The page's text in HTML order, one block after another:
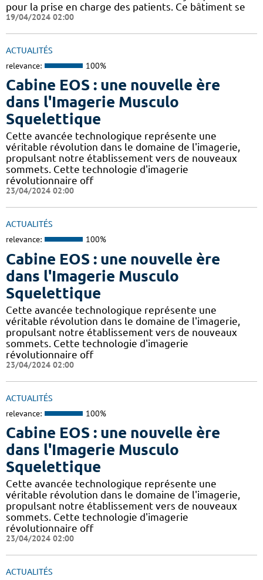
pour la prise en charge des patients. Ce bâtiment se
19/04/2024 02:00
ACTUALITÉS
relevance: 100%
Cabine EOS : une nouvelle ère
dans l'Imagerie Musculo
Squelettique
Cette avancée technologique représente une
véritable révolution dans le domaine de l'imagerie,
propulsant notre établissement vers de nouveaux
sommets. Cette technologie d'imagerie
révolutionnaire off
23/04/2024 02:00
ACTUALITÉS
relevance: 100%
Cabine EOS : une nouvelle ère
dans l'Imagerie Musculo
Squelettique
Cette avancée technologique représente une
véritable révolution dans le domaine de l'imagerie,
propulsant notre établissement vers de nouveaux
sommets. Cette technologie d'imagerie
révolutionnaire off
23/04/2024 02:00
ACTUALITÉS
relevance: 100%
Cabine EOS : une nouvelle ère
dans l'Imagerie Musculo
Squelettique
Cette avancée technologique représente une
véritable révolution dans le domaine de l'imagerie,
propulsant notre établissement vers de nouveaux
sommets. Cette technologie d'imagerie
révolutionnaire off
23/04/2024 02:00
ACTUALITÉS